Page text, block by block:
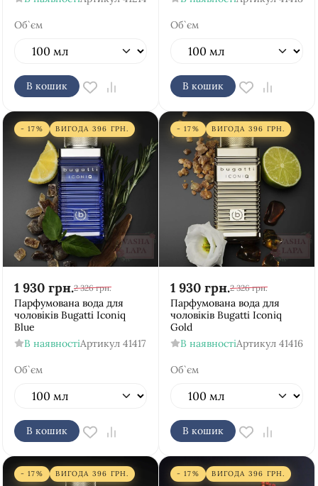
Об`єм
В кошик
Об`єм
В кошик
- 17% ВИГОДА 396 ГРН.
1 930 грн.2 326 грн.
Парфумована вода для
чоловіків Bugatti Iconiq
Blue
В наявностіАртикул 41417
Об`єм
В кошик
- 17% ВИГОДА 396 ГРН.
1 930 грн.2 326 грн.
Парфумована вода для
чоловіків Bugatti Iconiq
Gold
В наявностіАртикул 41416
Об`єм
В кошик
- 17% ВИГОДА 396 ГРН. - 17% ВИГОДА 396 ГРН.